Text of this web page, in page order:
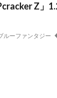
Z」
ルーファンタジー